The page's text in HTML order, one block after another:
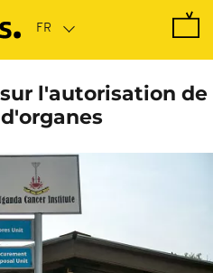
l'autorisation de